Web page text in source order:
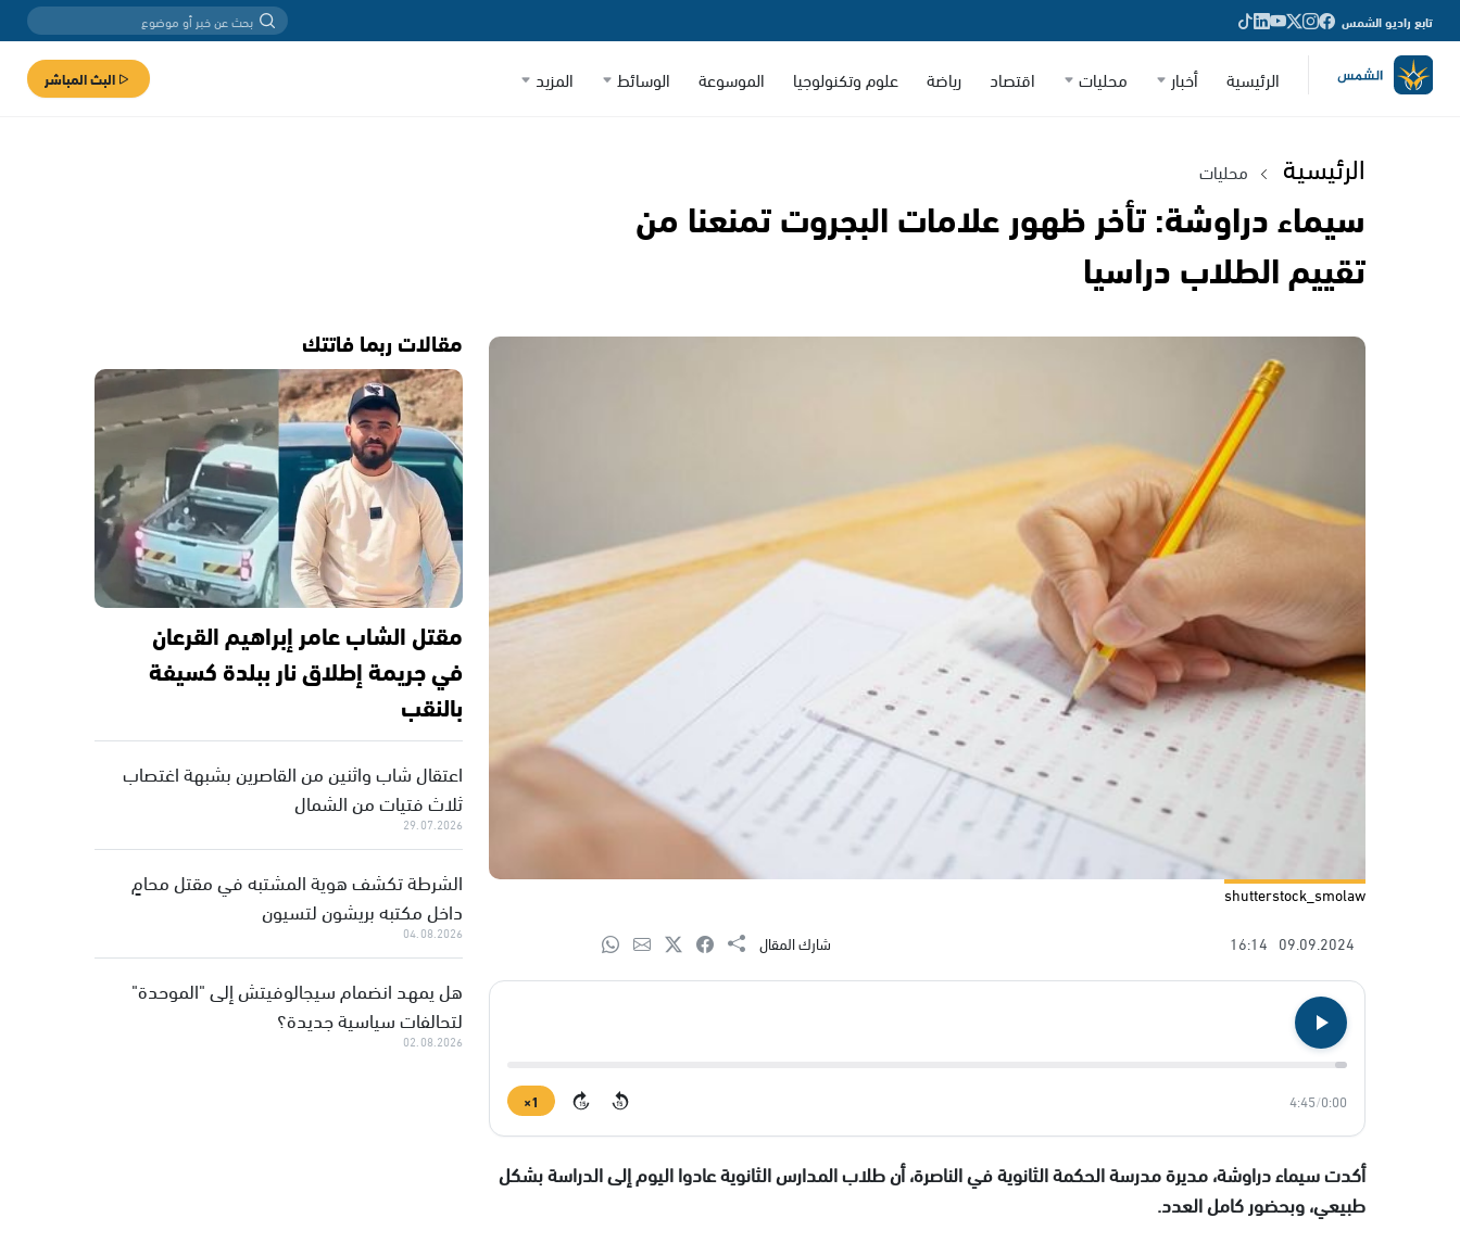
تابع راديو الشمس
الرئيسية أخبار محليات اقتصاد رياضة علوم وتكنولوجيا الموسوعة الوسائط المزيد البث المباشر
الرئيسية محليات
سيماء دراوشة: تأخر ظهور علامات البجروت تمنعنا من
تقييم الطلاب دراسيا
shutterstock_smolaw
09.09.2024
16:14 شارك المقال
0:00
/
4:45
15
15
1×
أكدت سيماء دراوشة، مديرة مدرسة الحكمة الثانوية في الناصرة، أن طلاب المدارس الثانوية عادوا اليوم إلى الدراسة بشكل
طبيعي، وبحضور كامل العدد.
مقالات ربما فاتتك
مقتل الشاب عامر إبراهيم القرعان
في جريمة إطلاق نار ببلدة كسيفة
بالنقب
اعتقال شاب واثنين من القاصرين بشبهة اغتصاب
ثلاث فتيات من الشمال
29.07.2026
الشرطة تكشف هوية المشتبه في مقتل محامٍ
داخل مكتبه بريشون لتسيون
04.08.2026
هل يمهد انضمام سيجالوفيتش إلى "الموحدة"
لتحالفات سياسية جديدة؟
02.08.2026